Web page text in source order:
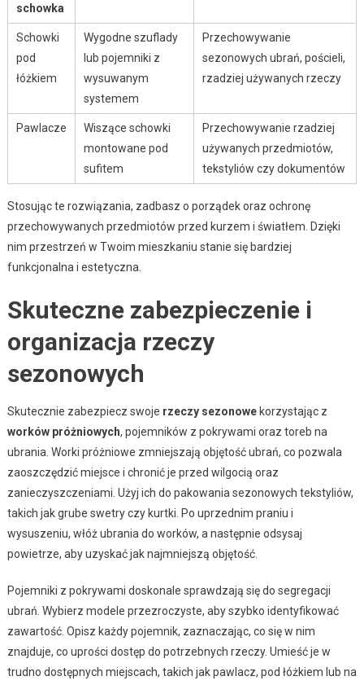
schowka
Schowki
pod
łóżkiem
Wygodne szuflady
lub pojemniki z
wysuwanym
systemem
Przechowywanie
sezonowych ubrań, pościeli,
rzadziej używanych rzeczy
Pawlacze
Wiszące schowki
montowane pod
sufitem
Przechowywanie rzadziej
używanych przedmiotów,
tekstyliów czy dokumentów
Stosując te rozwiązania, zadbasz o porządek oraz ochronę
przechowywanych przedmiotów przed kurzem i światłem. Dzięki
nim przestrzeń w Twoim mieszkaniu stanie się bardziej
funkcjonalna i estetyczna.
Skuteczne zabezpieczenie i
organizacja rzeczy
sezonowych
Skutecznie zabezpiecz swoje rzeczy sezonowekorzystając z
worków próżniowych, pojemników z pokrywami oraz toreb na
ubrania. Worki próżniowe zmniejszają objętość ubrań, co pozwala
zaoszczędzić miejsce i chronić je przed wilgocią oraz
zanieczyszczeniami. Użyj ich do pakowania sezonowych tekstyliów,
takich jak grube swetry czy kurtki. Po uprzednim praniu i
wysuszeniu, włóż ubrania do worków, a następnie odsysaj
powietrze, aby uzyskać jak najmniejszą objętość.
Pojemniki z pokrywami doskonale sprawdzają się do segregacji
ubrań. Wybierz modele przezroczyste, aby szybko identyfikować
zawartość. Opisz każdy pojemnik, zaznaczając, co się w nim
znajduje, co uprości dostęp do potrzebnych rzeczy. Umieść je w
trudno dostępnych miejscach, takich jak pawlacz, pod łóżkiem lub na